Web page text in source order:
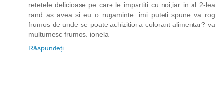
retetele delicioase pe care le impartiti cu noi,iar in al 2-lea
rand as avea si eu o rugaminte: imi puteti spune va rog
frumos de unde se poate achizitiona colorant alimentar? va
multumesc frumos. ionela
Răspundeți